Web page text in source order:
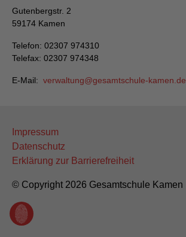
Gutenbergstr. 2
59174 Kamen
Telefon: 02307 974310
Telefax: 02307 974348
E-Mail: verwaltung gesamtschule-kamen de
Impressum
Datenschutz
Erklärung zur Barrierefreiheit
© Copyright 2026 Gesamtschule Kamen